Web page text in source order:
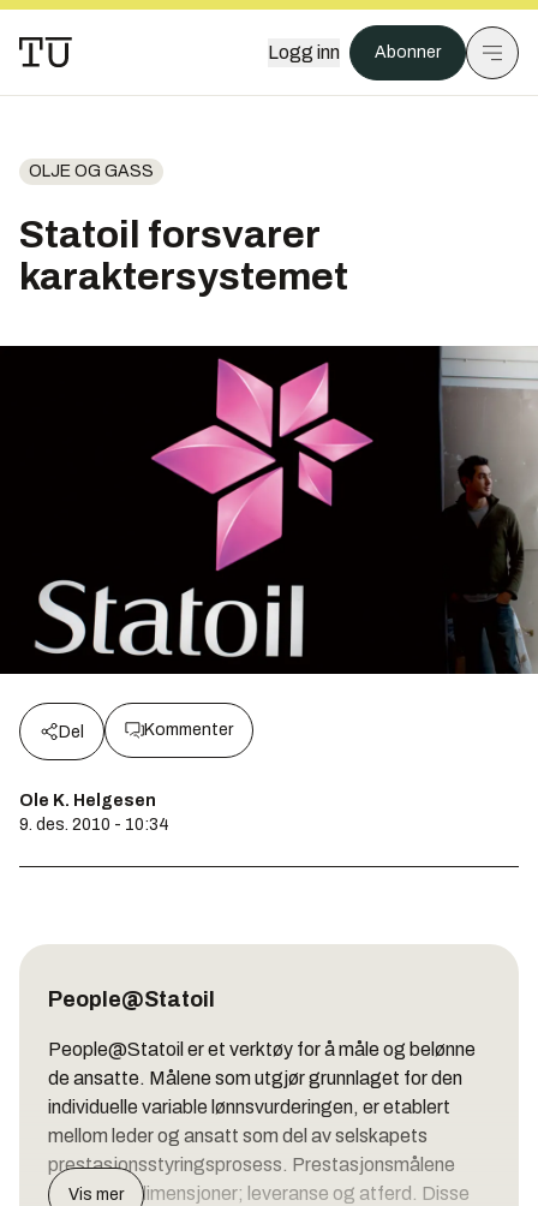
Logg inn Abonner
OLJE OG GASS
Statoil forsvarer
karaktersystemet
Del Kommenter
Ole K. Helgesen
9. des. 2010 - 10:34
People@Statoil
People@Statoil er et verktøy for å måle og belønne
de ansatte. Målene som utgjør grunnlaget for den
individuelle variable lønnsvurderingen, er etablert
mellom leder og ansatt som del av selskapets
prestasjonsstyringsprosess. Prestasjonsmålene
settes i to dimensjoner; leveranse og atferd. Disse
Vis mer